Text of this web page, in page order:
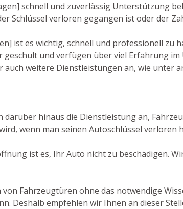
schnell und zuverlässig Unterstützung
Schlüssel verloren gegangen ist oder der
ist es wichtig, schnell und professionell zu
und verfügen über viel Erfahrung
weitere Dienstleistungen an, wie unter
hinaus die Dienstleistung an,
wenn man seinen Autoschlüssel verloren
ist es, Ihr Auto nicht zu beschädigen.
von Fahrzeugtüren ohne das notwendige
Deshalb empfehlen wir Ihnen an dieser